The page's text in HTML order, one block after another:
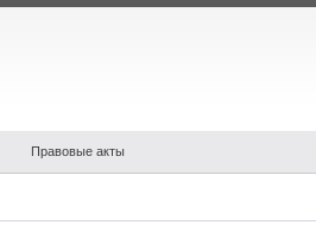
Правовые акты